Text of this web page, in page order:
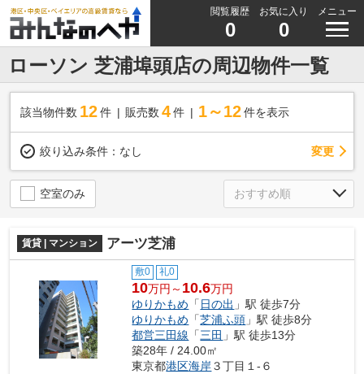
閲覧履歴
0
お気に入り
0
メニュー
ローソン 芝浦埠頭店の周辺物件一覧
該当物件数 12件 販売数 4 件 1～12 件を表示
絞り込み条件： なし 変更
空室のみ
賃貸 | マンション アーツ芝浦
敷0 礼0
10万円～ 10.6万円
ゆりかもめ 「 日の出 」駅 徒歩7分
ゆりかもめ 「芝浦ふ頭 」駅 徒歩8分
都営三田線 「三田 」駅 徒歩13分
築28年 / 24.00㎡
東京都港区海岸３丁目１-６